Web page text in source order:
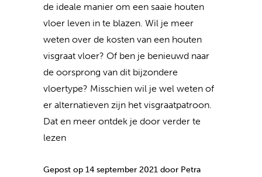
de ideale manier om een saaie houten
vloer leven in te blazen. Wil je meer
weten over de kosten van een houten
visgraat vloer? Of ben je benieuwd naar
de oorsprong van dit bijzondere
vloertype? Misschien wil je wel weten of
er alternatieven zijn het visgraatpatroon.
Dat en meer ontdek je door verder te
lezen
Gepost op 14 september 2021 door Petra